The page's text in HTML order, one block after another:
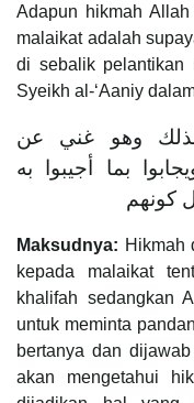
Adapun hikmah
malaikat adalah
di sebalik pelantikan
Syeikh al-‘Aaniy
وهو غني عن
بما أجيبوا به
كونهم
Maksudnya: Hikmah
kepada malaikat
khalifah sedangkan
untuk meminta
bertanya dan
akan mengetahui